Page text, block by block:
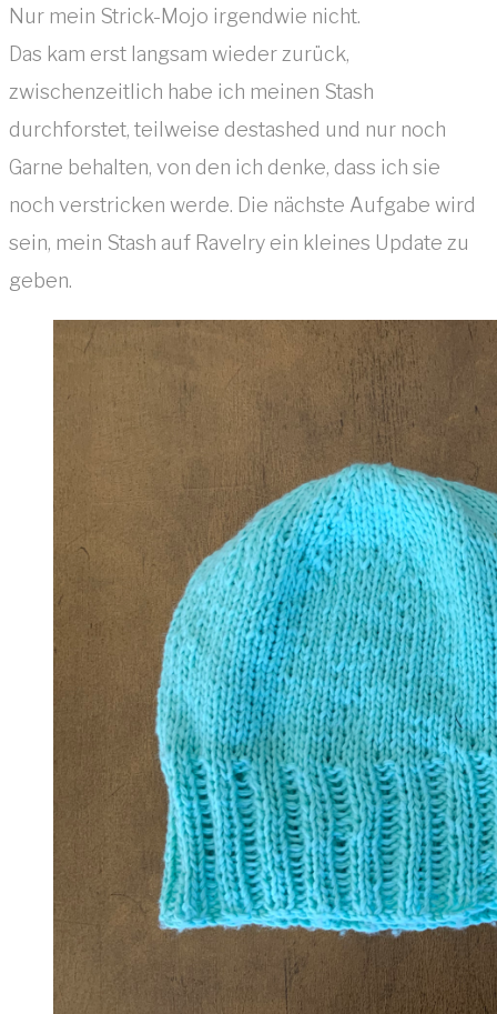
Nur mein Strick-Mojo irgendwie nicht.
Das kam erst langsam wieder zurück,
zwischenzeitlich habe ich meinen Stash
durchforstet, teilweise destashed und nur noch
Garne behalten, von den ich denke, dass ich sie
noch verstricken werde. Die nächste Aufgabe wird
sein, mein Stash auf Ravelry ein kleines Update zu
geben.